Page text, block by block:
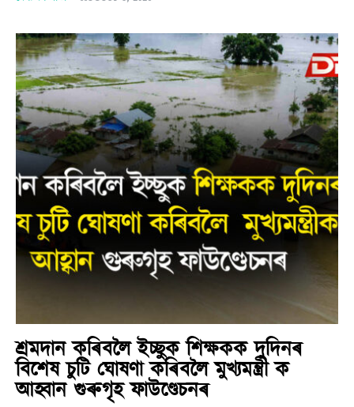
শ্ৰমদান কৰিবলৈ ইচ্ছুক শিক্ষকক দুদিনৰ
বিশেষ চুটি ঘোষণা কৰিবলৈ মুখ্যমন্ত্ৰী ক
আহ্বান গুৰুগৃহ ফাউণ্ডেচনৰ